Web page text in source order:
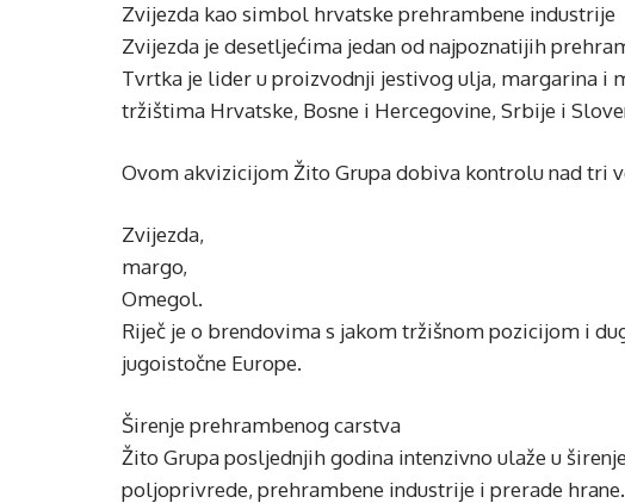
Zvijezda kao simbol hrvatske prehrambene industrije
Zvijezda je desetljećima jedan od najpoznatijih
Tvrtka je lider u proizvodnji jestivog ulja, margarina i
tržištima Hrvatske, Bosne i Hercegovine, Srbije i
Ovom akvizicijom Žito Grupa dobiva kontrolu nad tri
Zvijezda,
margo,
Omegol.
Riječ je o brendovima s jakom tržišnom pozicijom i
jugoistočne Europe.
Širenje prehrambenog carstva
Žito Grupa posljednjih godina intenzivno ulaže u
poljoprivrede, prehrambene industrije i prerade hrane.